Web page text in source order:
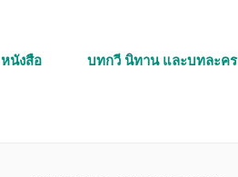
หนังสือ บทกวี นิทาน และบทละคร